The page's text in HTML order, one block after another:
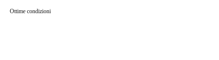
Ottime condizioni